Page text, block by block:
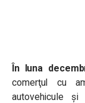
În luna
comerţul cu
autovehicule